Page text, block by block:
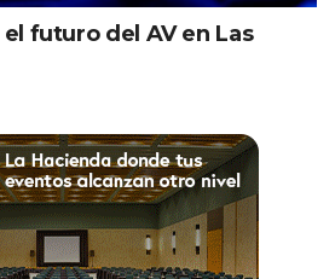
futuro del AV en Las